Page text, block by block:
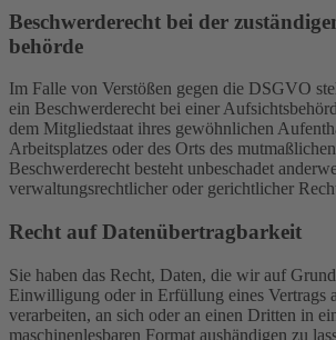
Beschwerde­recht bei der
behörde
Im Falle von Verstößen gegen die DSGVO
ein Beschwerderecht bei einer
dem Mitgliedstaat ihres gewöhnlichen
Arbeitsplatzes oder des Orts des
Beschwerderecht besteht unbeschadet
verwaltungsrechtlicher oder gerichtlicher
Recht auf Daten­übertrag­barkeit
Sie haben das Recht, Daten, die wir auf
Einwilligung oder in Erfüllung eines Vertrags
verarbeiten, an sich oder an einen Dritten in
maschinenlesbaren Format aushändigen zu